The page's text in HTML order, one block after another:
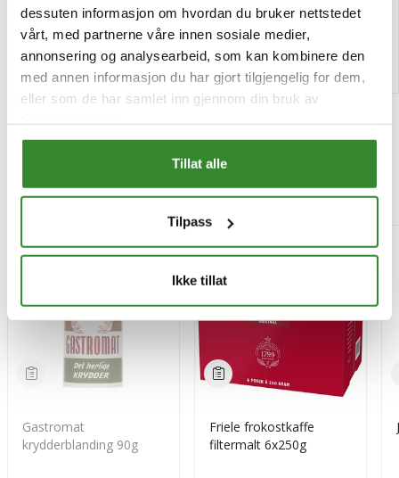
dessuten informasjon om hvordan du bruker nettstedet
vårt, med partnerne våre innen sosiale medier,
annonsering og analysearbeid, som kan kombinere den
med annen informasjon du har gjort tilgjengelig for dem,
eller som de har samlet inn gjennom din bruk av
Tillat alle
Tilpass
Ikke tillat
Tilgjengelig
Kjøp
Tilgjengelig
Kjøp
Mest besøkt
Gastromat
krydderblanding 90g
Friele frokostkaffe
filtermalt 6x250g